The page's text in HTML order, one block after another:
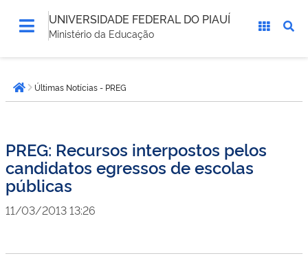
UNIVERSIDADE FEDERAL DO PIAUÍ
Ministério da Educação
está
aqui:Página inicial
Últimas Notícias - PREG
PREG: Recursos interpostos pelos
candidatos egressos de escolas
públicas
11/03/2013 13:26